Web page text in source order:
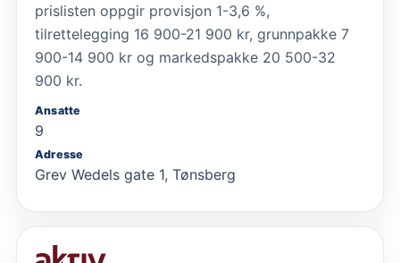
prislisten oppgir provisjon 1-3,6 %,
tilrettelegging 16 900-21 900 kr, grunnpakke 7
900-14 900 kr og markedspakke 20 500-32
900 kr.
Ansatte
9
Adresse
Grev Wedels gate 1, Tønsberg